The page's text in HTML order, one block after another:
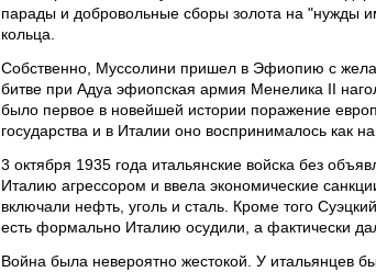
парады и добровольные сборы золота на "нужды
кольца.
Собственно, Муссолини пришел в Эфиопию с
битве при Адуа эфиопская армия Менелика II
было первое в новейшей истории поражение
государства и в Италии оно воспринималось как
3 октября 1935 года итальянские войска без
Италию агрессором и ввела экономические
включали нефть, уголь и сталь. Кроме того
есть формально Италию осудили, а фактически
Война была невероятно жестокой. У итальянцев